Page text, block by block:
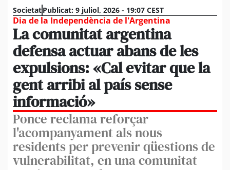
SocietatPublicat: 9 juliol, 2026 - 19:07 CEST
Dia de la Independència de l'Argentina
La comunitat argentina
defensa actuar abans de les
expulsions: «Cal evitar que la
gent arribi al país sense
informació»
Ponce reclama reforçar
l'acompanyament als nous
residents per prevenir qüestions de
vulnerabilitat, en una comunitat